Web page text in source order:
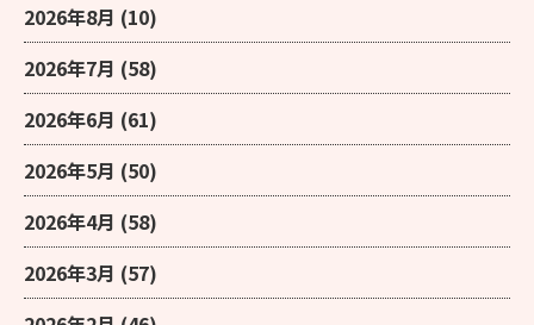
2026年8月 (10)
2026年7月 (58)
2026年6月 (61)
2026年5月 (50)
2026年4月 (58)
2026年3月 (57)